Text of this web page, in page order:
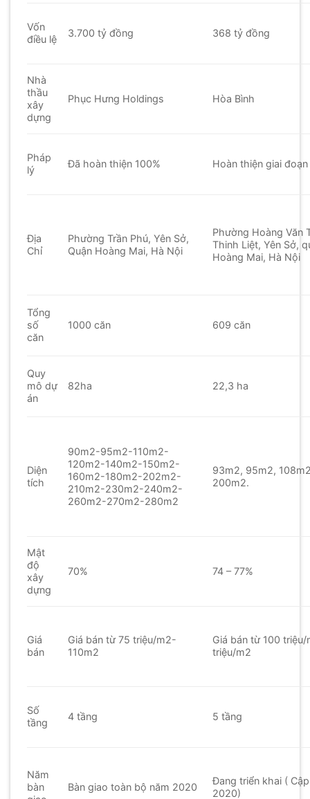
Vốn
điều lệ
3.700 tỷ đồng 368 tỷ đồng
Nhà
thầu
xây
dựng
Phục Hưng Holdings Hòa Bình
Pháp
lý
Đã hoàn thiện 100% Hoàn thiện giai đoạn
Địa
Chỉ
Phường Trần Phú, Yên Sở,
Quận Hoàng Mai, Hà Nội
Phường Hoàng Văn
Thinh Liệt, Yên Sở,
Hoàng Mai, Hà Nội
Tổng
số
căn
1000 căn 609 căn
Quy
mô dự
án
82ha 22,3 ha
Diện
tích
90m2-95m2-110m2-
120m2-140m2-150m2-
160m2-180m2-202m2-
210m2-230m2-240m2-
260m2-270m2-280m2
93m2, 95m2,
200m2.
Mật
độ
xây
dựng
70% 74 – 77%
Giá
bán
Giá bán từ 75 triệu/m2-
110m2
Giá bán từ 100 triệu/
triệu/m2
Số
tầng
4 tầng 5 tầng
Năm
bàn
Bàn giao toàn bộ năm 2020
Đang triển khai (
2020)